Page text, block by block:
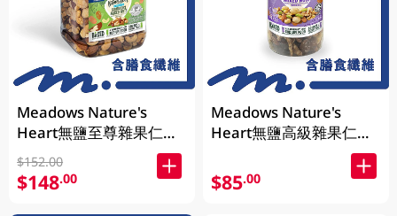
Meadows Nature's
Heart無鹽至尊雜果仁
1KG (包裝隨機發放)
$152.00
$148.00
Meadows Nature's
Heart無鹽高級雜果仁
400GM (包裝隨機發放)
$85.00